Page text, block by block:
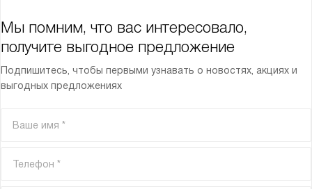
Мы помним, что вас интересовало,
получите выгодное предложение
Подпишитесь, чтобы первыми узнавать о новостях, акциях и
выгодных предложениях